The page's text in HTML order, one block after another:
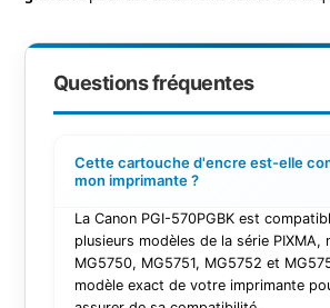
Questions fréquentes
Cette cartouche d'encre est-elle
mon imprimante ?
La Canon PGI-570PGBK est
plusieurs modèles de la série PIXMA,
MG5750, MG5751, MG5752 et
modèle exact de votre imprimante